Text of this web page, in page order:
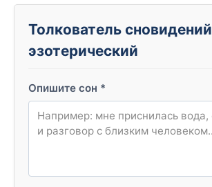
Толкователь сновидений
эзотерический
Опишите сон *